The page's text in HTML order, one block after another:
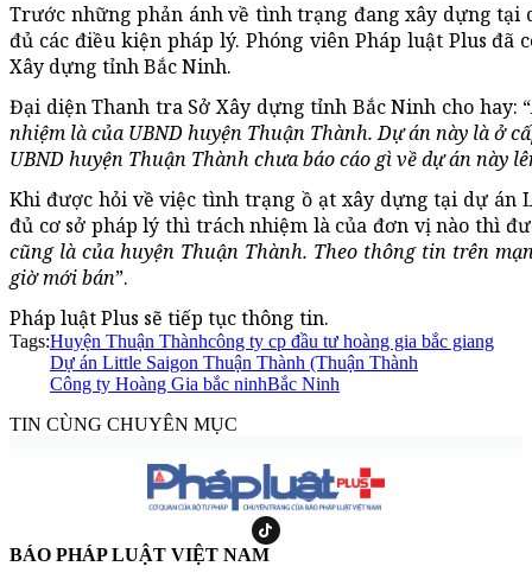
Trước những phản ánh về tình trạng đang xây dựng tại
đủ các điều kiện pháp lý. Phóng viên Pháp luật Plus đã
Xây dựng tỉnh Bắc Ninh.
Đại diện Thanh tra Sở Xây dựng tỉnh Bắc Ninh cho hay: “
nhiệm là của UBND huyện Thuận Thành. Dự án này là ở
UBND huyện Thuận Thành chưa báo cáo gì về dự án này
Khi được hỏi về việc tình trạng ồ ạt xây dựng tại dự án
đủ cơ sở pháp lý thì trách nhiệm là của đơn vị nào thì
cũng là của huyện Thuận Thành. Theo thông tin trên
giờ mới bán”.
Pháp luật Plus sẽ tiếp tục thông tin.
Tags:Huyện Thuận Thànhcông ty cp đầu tư hoàng gia bắc giang
Dự án Little Saigon Thuận Thành (Thuận Thành
Công ty Hoàng Gia bắc ninhBắc Ninh
TIN CÙNG CHUYÊN MỤC
BÁO PHÁP LUẬT VIỆT NAM